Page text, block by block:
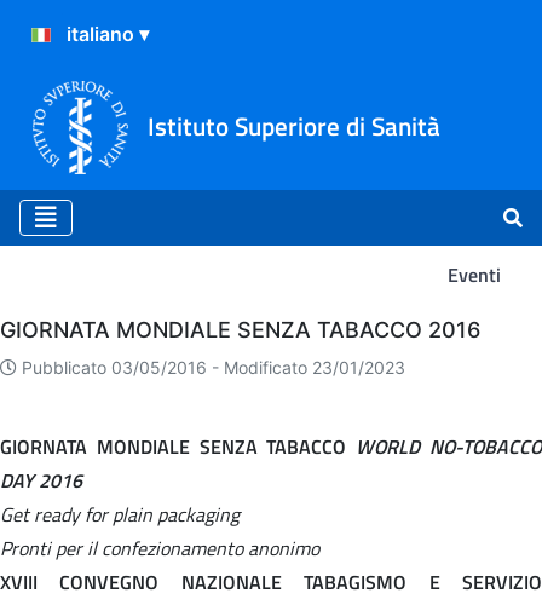
Istituto Superiore di Sanità
Eventi
Eventi
GIORNATA MONDIALE SENZA TABACCO 2016
Pubblicato 03/05/2016 - Modificato 23/01/2023
GIORNATA MONDIALE SENZA TABACCO WORLD NO-TOBACCO
DAY 2016
Get ready for plain packaging
Pronti per il confezionamento anonimo
XVIII CONVEGNO NAZIONALE TABAGISMO E SERVIZIO